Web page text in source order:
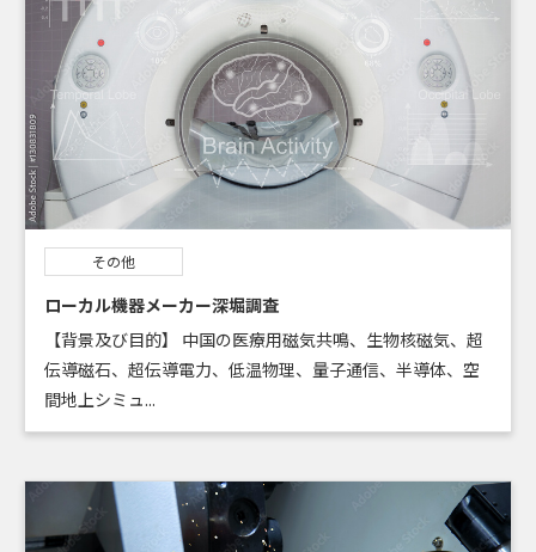
その他
ローカル機器メーカー深堀調査
【背景及び目的】 中国の医療用磁気共鳴、生物核磁気、超
伝導磁石、超伝導電力、低温物理、量子通信、半導体、空
間地上シミュ...